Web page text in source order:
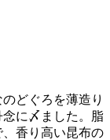
どぐろを薄造り
に〆ました。脂
香り高い昆布の